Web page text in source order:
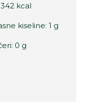
kcal
kiseline: 1 g
0 g